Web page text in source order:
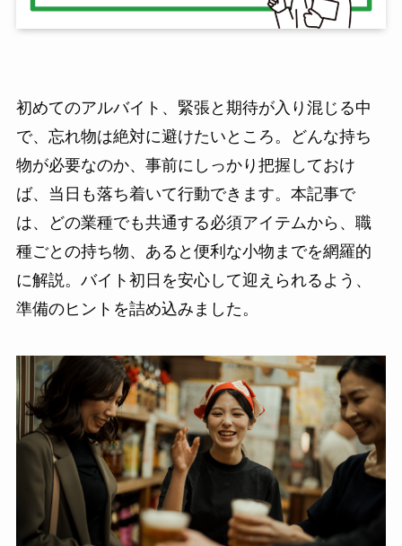
初めてのアルバイト、緊張と期待が入り混じる中
で、忘れ物は絶対に避けたいところ。どんな持ち
物が必要なのか、事前にしっかり把握しておけ
ば、当日も落ち着いて行動できます。本記事で
は、どの業種でも共通する必須アイテムから、職
種ごとの持ち物、あると便利な小物までを網羅的
に解説。バイト初日を安心して迎えられるよう、
準備のヒントを詰め込みました。